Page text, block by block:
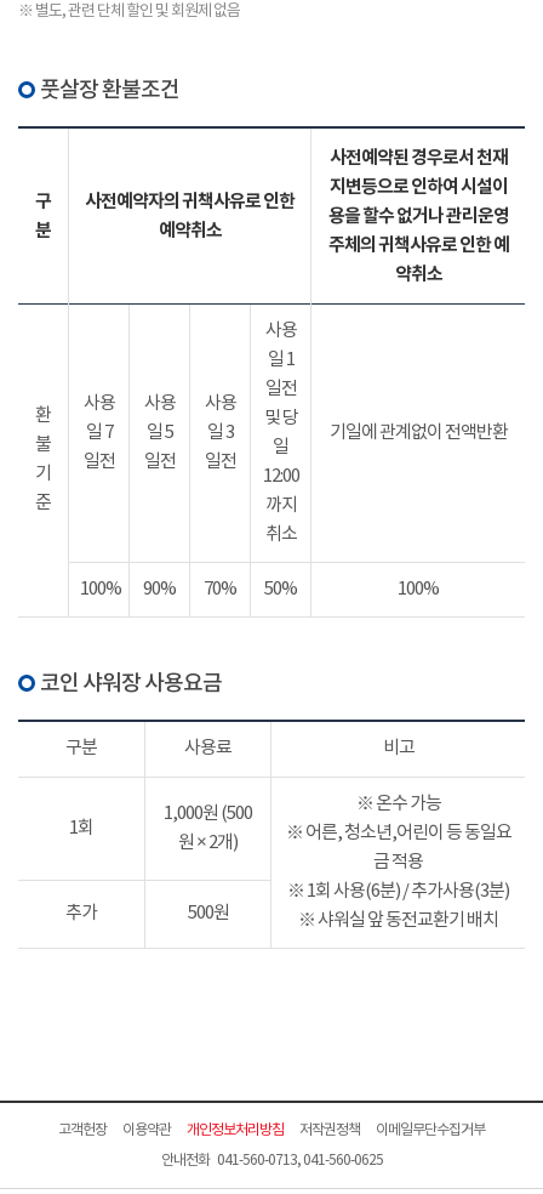
※ 별도, 관련 단체 할인 및 회원제 없음
풋살장 환불조건
구
분
사전예약자의 귀책사유로 인한
예약취소
사전예약된 경우로서 천재
지변등으로 인하여 시설이
용을 할수 없거나 관리운영
주체의 귀책사유로 인한 예
약취소
환
불
기
준
사용
일 7
일전
사용
일 5
일전
사용
일 3
일전
사용
일 1
일전
및 당
일
12:00
까지
취소
기일에 관계없이 전액반환
100% 90% 70% 50% 100%
코인 샤워장 사용요금
구분 사용료 비고
1회
1,000원 (500
원 × 2개)
※ 온수 가능
※ 어른, 청소년,어린이 등 동일요
금 적용
※ 1회 사용(6분) / 추가사용(3분)
※ 샤워실 앞 동전교환기 배치
추가 500원
고객헌장 이용약관 개인정보처리방침 저작권정책
이메일무단수집거부
안내전화 041-560-0713, 041-560-0625